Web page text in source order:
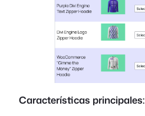
Características principales: